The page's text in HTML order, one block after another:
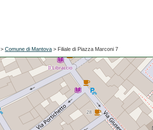
> Comune di Mantova > Filiale di Piazza Marconi 7